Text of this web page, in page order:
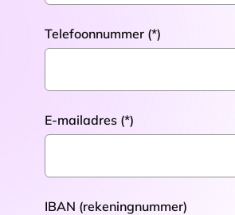
Telefoonnummer
E-mailadres
IBAN (rekeningnummer)